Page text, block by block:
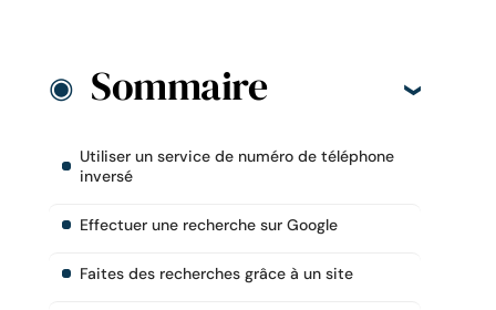
Sommaire
Utiliser un service de numéro de téléphone
inversé
Effectuer une recherche sur Google
Faites des recherches grâce à un site